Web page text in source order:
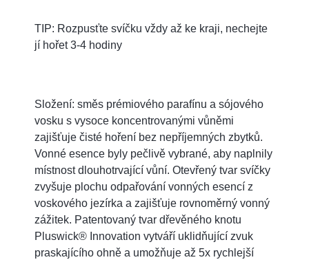
TIP: Rozpusťte svíčku vždy až ke kraji, nechejte
jí hořet 3-4 hodiny
Složení: směs prémiového parafínu a sójového
vosku s vysoce koncentrovanými vůněmi
zajišťuje čisté hoření bez nepříjemných zbytků.
Vonné esence byly pečlivě vybrané, aby naplnily
místnost dlouhotrvající vůní. Otevřený tvar svíčky
zvyšuje plochu odpařování vonných esencí z
voskového jezírka a zajišťuje rovnoměrný vonný
zážitek. Patentovaný tvar dřevěného knotu
Pluswick® Innovation vytváří uklidňující zvuk
praskajícího ohně a umožňuje až 5x rychlejší